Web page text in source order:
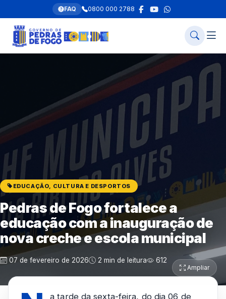
FAQ 0800 000 2788
EDUCAÇÃO, CULTURA E DESPORTOS
Pedras de Fogo fortalece a
educação com a inauguração de
nova creche e escola municipal
07 de fevereiro de 2026 2 min de leitura 612
Ampliar
a tarde da sexta-feira, do dia 06 de